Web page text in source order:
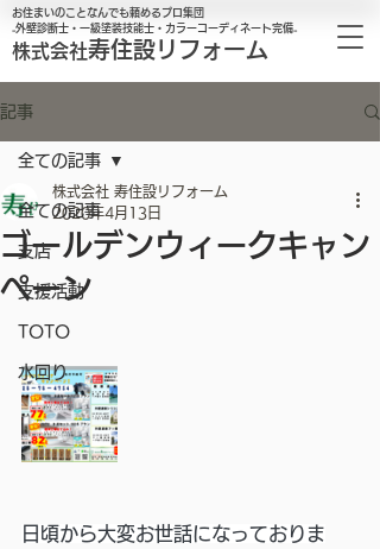
株式会社寿住設リフォーム
お住まいのことなんでも頼めるプロ集団
₋外壁診断士・一級塗装技能士・カラーコーディネート完備₋
記事
全ての記事
支店
支援活動
TOTO
水回り
全ての記事
ゴールデンウィークキャン
ペーン
株式会社 寿住設リフォーム
2020年4月13日
日頃から大変お世話になっておりま